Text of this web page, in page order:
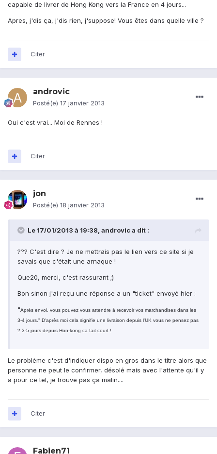
capable de livrer de Hong Kong vers la France en 4 jours...
Apres, j'dis ça, j'dis rien, j'suppose! Vous êtes dans quelle ville ?
Citer
androvic
Posté(e) 17 janvier 2013
Oui c'est vrai... Moi de Rennes !
Citer
jon
Posté(e) 18 janvier 2013
Le 17/01/2013 à 19:38, androvic a dit :
??? C'est dire ? Je ne mettrais pas le lien vers ce site si je
savais que c'était une arnaque !
Que20, merci, c'est rassurant ;)
Bon sinon j'ai reçu une réponse a un "ticket" envoyé hier :
"Après envoi, vous pouvez vous attendre à recevoir vos marchandises dans les
3-4 jours." D'après moi cela signifie une livraison depuis l'UK vous ne pensez pas
? 3-5 jours depuis Hon-kong ca fait court !
Le problème c'est d'indiquer dispo en gros dans le titre alors que
personne ne peut le confirmer, désolé mais avec l'attente qu'il y
a pour ce tel, je trouve pas ça malin....
Citer
Fabien71